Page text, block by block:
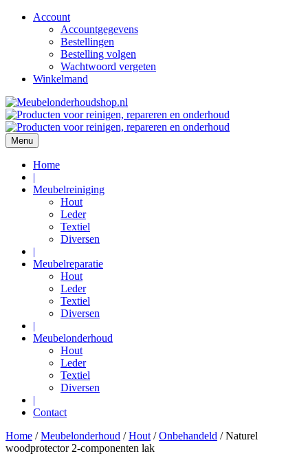
Account
Accountgegevens
Bestellingen
Bestelling volgen
Wachtwoord vergeten
Winkelmand
Ga
naar
de
inhoud
Menu
Home
|
Meubelreiniging
Hout
Leder
Textiel
Diversen
|
Meubelreparatie
Hout
Leder
Textiel
Diversen
|
Meubelonderhoud
Hout
Leder
Textiel
Diversen
|
Contact
Home /Meubelonderhoud /Hout /Onbehandeld / Naturel
woodprotector 2-componenten lak